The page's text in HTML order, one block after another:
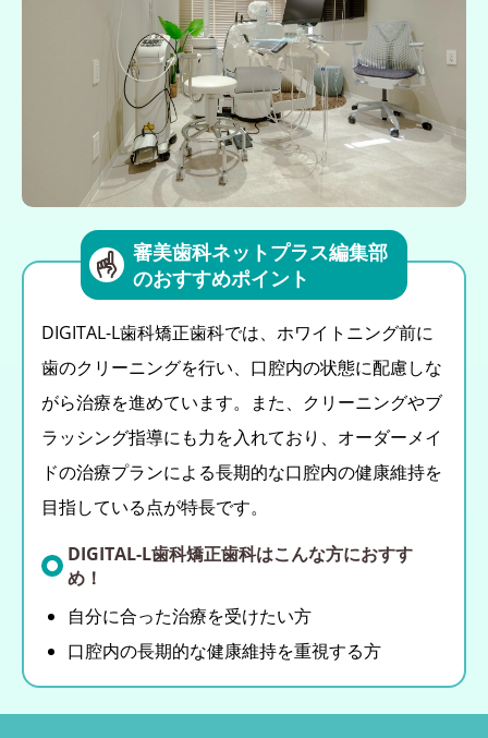
審美歯科ネットプラス編集部
のおすすめポイント
DIGITAL-L歯科矯正歯科では、ホワイトニング前に
歯のクリーニングを行い、口腔内の状態に配慮しな
がら治療を進めています。また、クリーニングやブ
ラッシング指導にも力を入れており、オーダーメイ
ドの治療プランによる長期的な口腔内の健康維持を
目指している点が特長です。
DIGITAL-L歯科矯正歯科はこんな方におすす
め！
自分に合った治療を受けたい方
口腔内の長期的な健康維持を重視する方